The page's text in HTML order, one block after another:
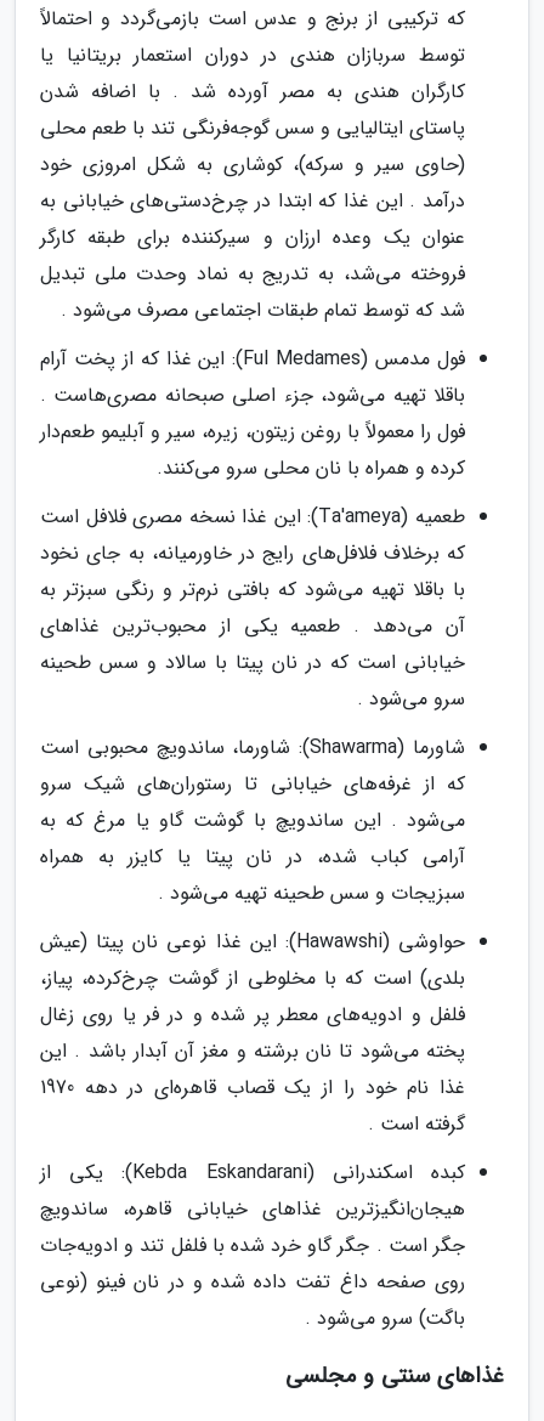
که ترکیبی از برنج و عدس است بازمی‌گردد و احتمالاً
توسط سربازان هندی در دوران استعمار بریتانیا یا
کارگران هندی به مصر آورده شد . با اضافه شدن
پاستای ایتالیایی و سس گوجه‌فرنگی تند با طعم محلی
(حاوی سیر و سرکه)، کوشاری به شکل امروزی خود
درآمد . این غذا که ابتدا در چرخ‌دستی‌های خیابانی به
عنوان یک وعده ارزان و سیرکننده برای طبقه کارگر
فروخته می‌شد، به تدریج به نماد وحدت ملی تبدیل
شد که توسط تمام طبقات اجتماعی مصرف می‌شود .
فول مدمس (Ful Medames): این غذا که از پخت آرام
باقلا تهیه می‌شود، جزء اصلی صبحانه مصری‌هاست .
فول را معمولاً با روغن زیتون، زیره، سیر و آبلیمو طعم‌دار
کرده و همراه با نان محلی سرو می‌کنند.
طعمیه (Ta'ameya): این غذا نسخه مصری فلافل است
که برخلاف فلافل‌های رایج در خاورمیانه، به جای نخود
با باقلا تهیه می‌شود که بافتی نرم‌تر و رنگی سبزتر به
آن می‌دهد . طعمیه یکی از محبوب‌ترین غذاهای
خیابانی است که در نان پیتا با سالاد و سس طحینه
سرو می‌شود .
شاورما (Shawarma): شاورما، ساندویچ محبوبی است
که از غرفه‌های خیابانی تا رستوران‌های شیک سرو
می‌شود . این ساندویچ با گوشت گاو یا مرغ که به
آرامی کباب شده، در نان پیتا یا کایزر به همراه
سبزیجات و سس طحینه تهیه می‌شود .
حواوشی (Hawawshi): این غذا نوعی نان پیتا (عیش
بلدی) است که با مخلوطی از گوشت چرخ‌کرده، پیاز،
فلفل و ادویه‌های معطر پر شده و در فر یا روی زغال
پخته می‌شود تا نان برشته و مغز آن آبدار باشد . این
غذا نام خود را از یک قصاب قاهره‌ای در دهه 1970
گرفته است .
کبده اسکندرانی (Kebda Eskandarani): یکی از
هیجان‌انگیزترین غذاهای خیابانی قاهره، ساندویچ
جگر است . جگر گاو خرد شده با فلفل تند و ادویه‌جات
روی صفحه داغ تفت داده شده و در نان فینو (نوعی
باگت) سرو می‌شود .
غذاهای سنتی و مجلسی